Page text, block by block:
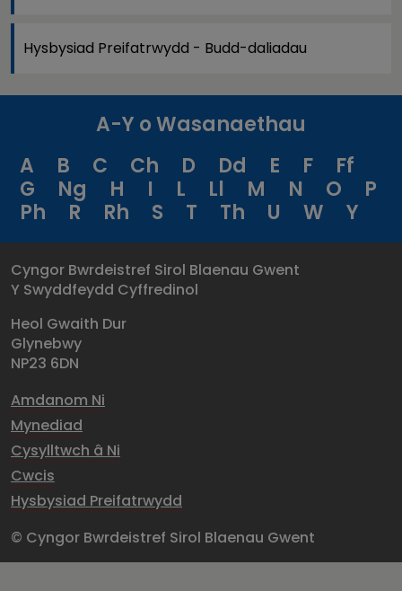
Hysbysiad Preifatrwydd - Budd-daliadau
A-Y o Wasanaethau
A
B C Ch D Dd E F
Ff
G
Ng H I L Ll M N O
P
Ph
R Rh S T Th U W Y
Cyngor Bwrdeistref Sirol Blaenau Gwent
Y Swyddfeydd Cyffredinol
Heol Gwaith Dur
Glynebwy
NP23 6DN
Amdanom Ni
Mynediad
Cysylltwch â Ni
Cwcis
Hysbysiad Preifatrwydd
© Cyngor Bwrdeistref Sirol Blaenau Gwent